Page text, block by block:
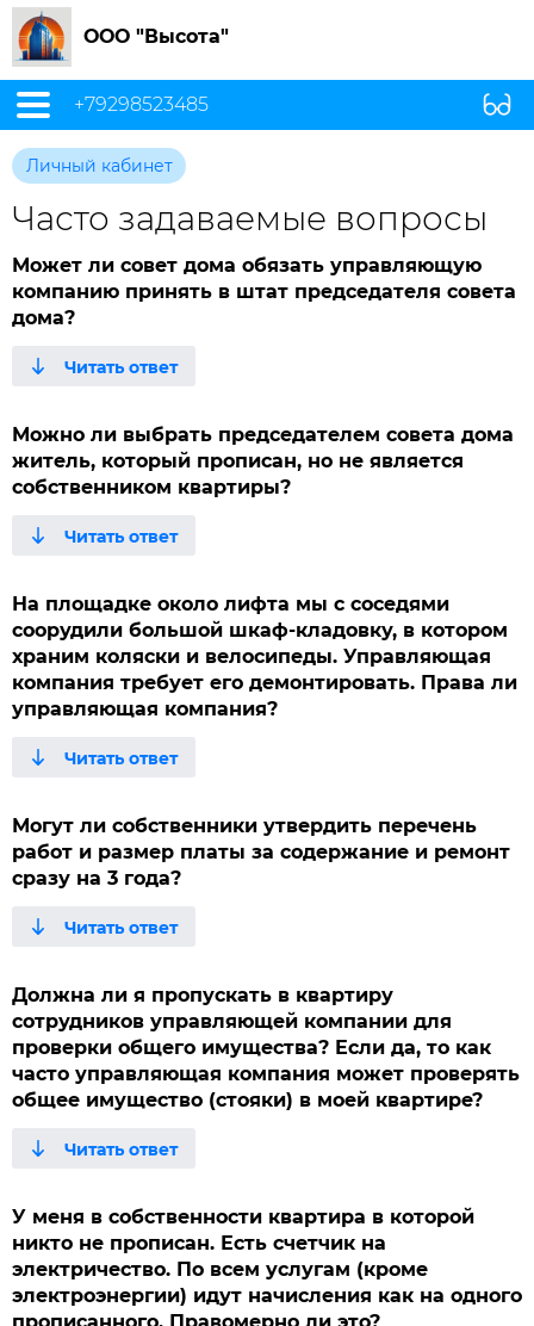
ООО "Высота"
+79298523485
Личный кабинет
Часто задаваемые вопросы
Может ли совет дома обязать управляющую
компанию принять в штат председателя совета
дома?
Можно ли выбрать председателем совета дома
житель, который прописан, но не является
собственником квартиры?
На площадке около лифта мы с соседями
соорудили большой шкаф-кладовку, в котором
храним коляски и велосипеды. Управляющая
компания требует его демонтировать. Права ли
управляющая компания?
Могут ли собственники утвердить перечень
работ и размер платы за содержание и ремонт
сразу на 3 года?
Должна ли я пропускать в квартиру
сотрудников управляющей компании для
проверки общего имущества? Если да, то как
часто управляющая компания может проверять
общее имущество (стояки) в моей квартире?
У меня в собственности квартира в которой
никто не прописан. Есть счетчик на
электричество. По всем услугам (кроме
электроэнергии) идут начисления как на одного